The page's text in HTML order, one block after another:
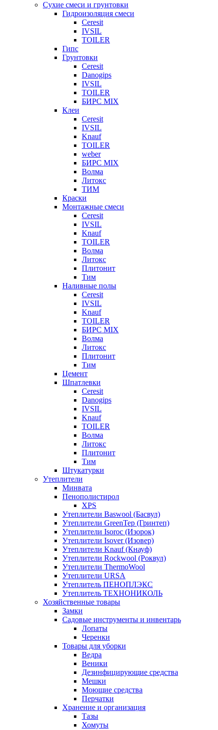
Сухие смеси и грунтовки
Гидроизоляция смеси
Ceresit
IVSIL
TOILER
Гипс
Грунтовки
Ceresit
Danogips
IVSIL
TOILER
БИРС MIX
Клеи
Ceresit
IVSIL
Knauf
TOILER
weber
БИРС MIX
Волма
Литокс
ТИМ
Краски
Монтажные смеси
Ceresit
IVSIL
Knauf
TOILER
Волма
Литокс
Плитонит
Тим
Наливные полы
Ceresit
IVSIL
Knauf
TOILER
БИРС MIX
Волма
Литокс
Плитонит
Тим
Цемент
Шпатлевки
Ceresit
Danogips
IVSIL
Knauf
TOILER
Волма
Литокс
Плитонит
Тим
Штукатурки
Утеплители
Минвата
Пенополистирол
XPS
Утеплители Baswool (Басвул)
Утеплители GreenTep (Гринтеп)
Утеплители Isoroc (Изорок)
Утеплители Isover (Изовер)
Утеплители Knauf (Кнауф)
Утеплители Rockwool (Роквул)
Утеплители ThermoWool
Утеплители URSA
Утеплитель ПЕНОПЛЭКС
Утеплитель ТЕХНОНИКОЛЬ
Хозяйственные товары
Замки
Садовые инструменты и инвентарь
Лопаты
Черенки
Товары для уборки
Ведра
Веники
Дезинфицирующие средства
Мешки
Моющие средства
Перчатки
Хранение и организация
Тазы
Хомуты